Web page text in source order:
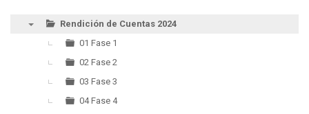
Rendición de Cuentas 2024
01 Fase 1
02 Fase 2
03 Fase 3
04 Fase 4